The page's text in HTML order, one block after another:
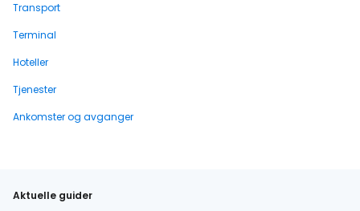
Transport
Terminal
Hoteller
Tjenester
Ankomster og avganger
Aktuelle guider